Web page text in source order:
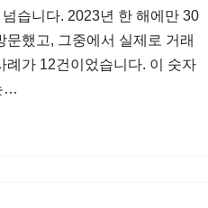
습니다. 2023년 한 해에만 30
문했고, 그중에서 실제로 거래
례가 12건이었습니다. 이 숫자
…